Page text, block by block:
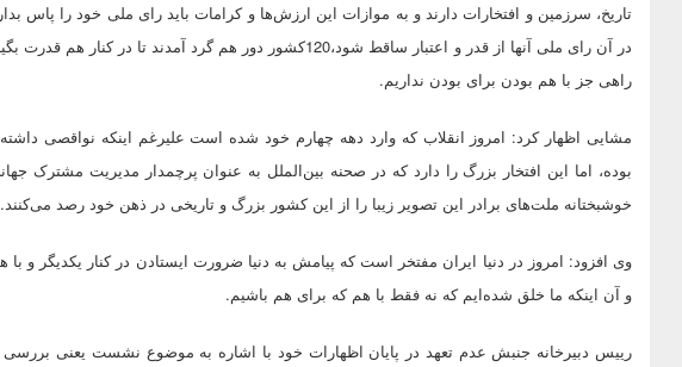
تاریخ، سرزمین و افتخارات دارند و به موازات این ارزش‌ها و کرامات باید رای ملی خود را پاس
در آن رای ملی آنها از قدر و اعتبار ساقط شود،120کشور دور هم گرد
راهی جز با هم بودن برای بودن نداریم.
مشایی اظهار کرد: امروز انقلاب که وارد دهه چهارم خود شده است علیرغم اینکه نواقصی
بوده، اما این افتخار بزرگ را دارد که در صحنه بین‌الملل به عنوان پرچمدار مدیریت مشترک
خوشبختانه ملت‌های برادر این تصویر زیبا را از این کشور بزرگ و تاریخی در ذهن خود رصد می‌کنند.
وی افزود: امروز در دنیا ایران مفتخر است که پیامش به دنیا ضرورت ایستادن در کنار یکدیگر و
و آن اینکه ما خلق شده‌ایم که نه فقط با هم که برای هم باشیم.
رییس دبیرخانه جنبش عدم تعهد در پایان اظهارات خود با اشاره به موضوع نشست یعنی